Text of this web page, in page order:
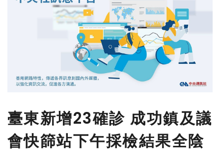
臺東新增23確診 成功鎮及議
會快篩站下午採檢結果全陰